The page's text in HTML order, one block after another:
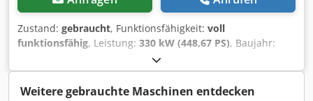
Zustand: gebraucht, Funktionsfähigkeit: voll
funktionsfähig, Leistung: 330 kW (448,67 PS), Baujahr:
12.200 h
Caterpillar 350L Abbruchbagger mit Abbrucharm Cedpfx
Aozgu Dhjgmsrf Baujahr: 1995 Bh: 12200h SEKA
Weitere gebrauchte Maschinen entdecken